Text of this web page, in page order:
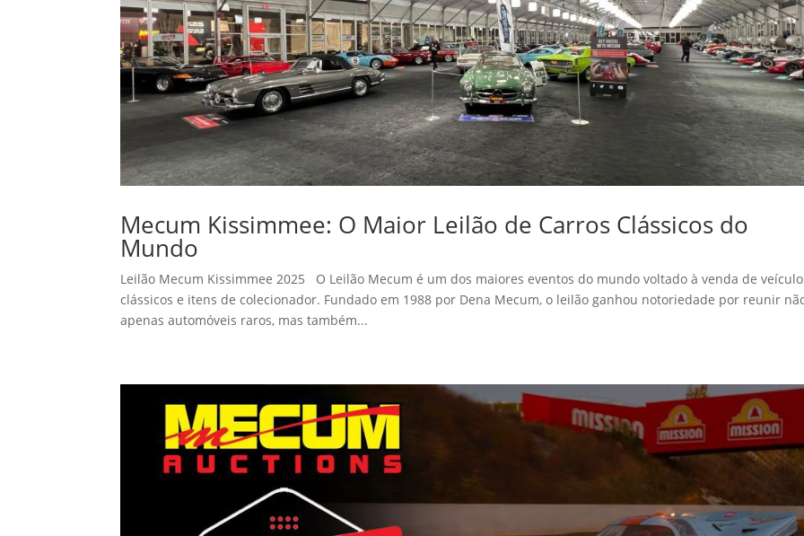
Mecum Kissimmee: O Maior Leilão de Carros Clássicos do
Mundo
Leilão Mecum Kissimmee 2025 O Leilão Mecum é um dos maiores eventos do mundo voltado à venda de
clássicos e itens de colecionador. Fundado em 1988 por Dena Mecum, o leilão ganhou notoriedade por reunir
apenas automóveis raros, mas também...